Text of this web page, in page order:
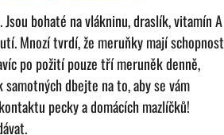
bohaté na vlákninu, draslík, vitamín A
Mnozí tvrdí, že meruňky mají schopnost
po požití pouze tří meruněk denně,
dbejte na to, aby se vám
pecky a domácích mazlíčků!